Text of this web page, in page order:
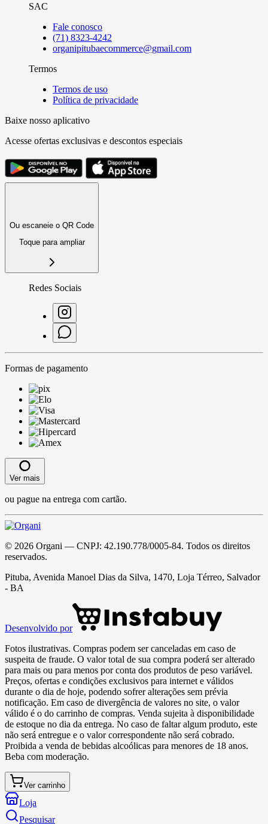
SAC
Fale conosco
(71) 8323-4242
organipitubaecommerce@gmail.com
Termos
Termos de uso
Política de privacidade
Baixe nosso aplicativo
Acesse ofertas exclusivas e descontos especiais
Ou escaneie o QR Code
Toque para ampliar
Redes Sociais
Formas de pagamento
Ver mais
ou pague na entrega com cartão.
© 2026 Organi — CNPJ: 42.190.778/0005-84. Todos os direitos
reservados.
Pituba, Avenida Manoel Dias da Silva, 1470, Loja Térreo, Salvador
- BA
Desenvolvido por
Fotos ilustrativas. Compras podem ser canceladas em caso de
suspeita de fraude. O valor total de sua compra poderá ser alterado
para mais ou para menos por conta dos produtos de peso variável.
Preços, ofertas e condições exclusivos para internet e válidos
durante o dia de hoje, podendo sofrer alterações sem prévia
notificação. Em caso de divergência de valores no site, o valor
válido é o do carrinho de compras. Venda sujeita à disponibilidade
de estoque no dia da entrega. No caso de faltar algum produto, este
não será entregue e o valor correspondente não será cobrado.
Proibida a venda de bebidas alcoólicas para menores de 18 anos.
Beba com moderação.
Ver carrinho
Loja
Pesquisar